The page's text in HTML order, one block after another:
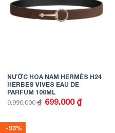
NƯỚC HOA NAM HERMÈS H24
HERBES VIVES EAU DE
PARFUM 100ML
9.990.000₫ Giá
gốc
699.000 ₫Giá
hiện
-93%